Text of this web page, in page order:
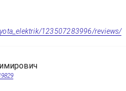
123507283996/reviews/